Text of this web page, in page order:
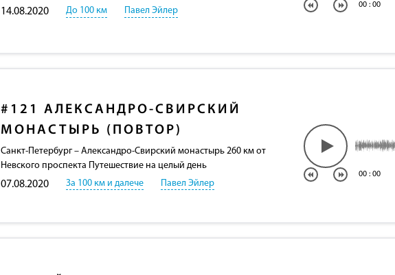
14.08.2020 До 100 км Павел Эйлер
00 : 00
#121 АЛЕКСАНДРО-СВИРСКИЙ
МОНАСТЫРЬ (ПОВТОР)
Санкт-Петербург – Александро-Свирский монастырь 260 км от
Невского проспекта Путешествие на целый день
07.08.2020 За 100 км и далече Павел Эйлер
00 : 00